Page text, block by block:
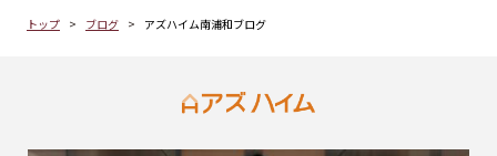
トップ ブログ アズハイム南浦和ブログ